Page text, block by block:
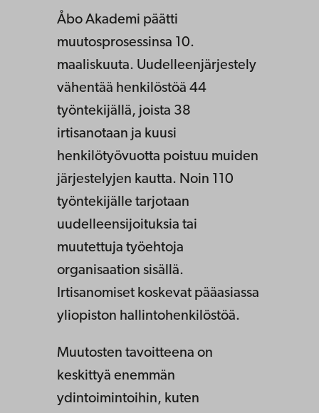
Åbo Akademi päätti
muutosprosessinsa 10.
maaliskuuta. Uudelleenjärjestely
vähentää henkilöstöä 44
työntekijällä, joista 38
irtisanotaan ja kuusi
henkilötyövuotta poistuu muiden
järjestelyjen kautta. Noin 110
työntekijälle tarjotaan
uudelleensijoituksia tai
muutettuja työehtoja
organisaation sisällä.
Irtisanomiset koskevat pääasiassa
yliopiston hallintohenkilöstöä.
Muutosten tavoitteena on
keskittyä enemmän
ydintoimintoihin, kuten